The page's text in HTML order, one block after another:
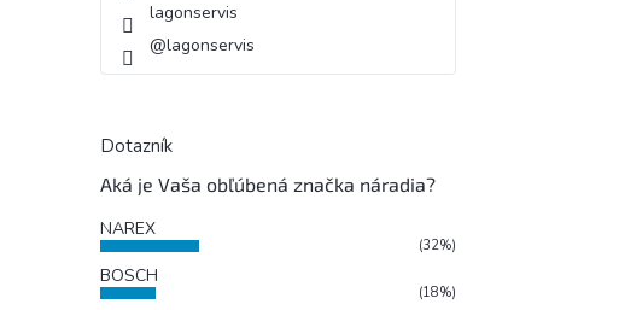
lagonservis
@lagonservis
Dotazník
Aká je Vaša obľúbená značka náradia?
NAREX
(32%)
BOSCH
(18%)